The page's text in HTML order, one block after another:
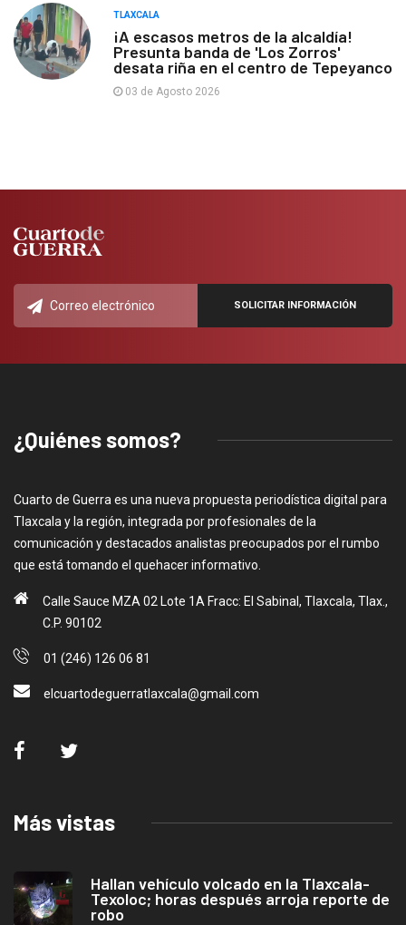
TLAXCALA
¡A escasos metros de la alcaldía!
Presunta banda de 'Los Zorros'
desata riña en el centro de Tepeyanco
03 de Agosto 2026
¿Quiénes somos?
Cuarto de Guerra es una nueva propuesta periodística digital para
Tlaxcala y la región, integrada por profesionales de la
comunicación y destacados analistas preocupados por el rumbo
que está tomando el quehacer informativo.
Calle Sauce MZA 02 Lote 1A Fracc: El Sabinal, Tlaxcala, Tlax.,
C.P. 90102
01 (246) 126 06 81
elcuartodeguerratlaxcala@gmail.com
Más vistas
Hallan vehículo volcado en la Tlaxcala-
Texoloc; horas después arroja reporte de
robo